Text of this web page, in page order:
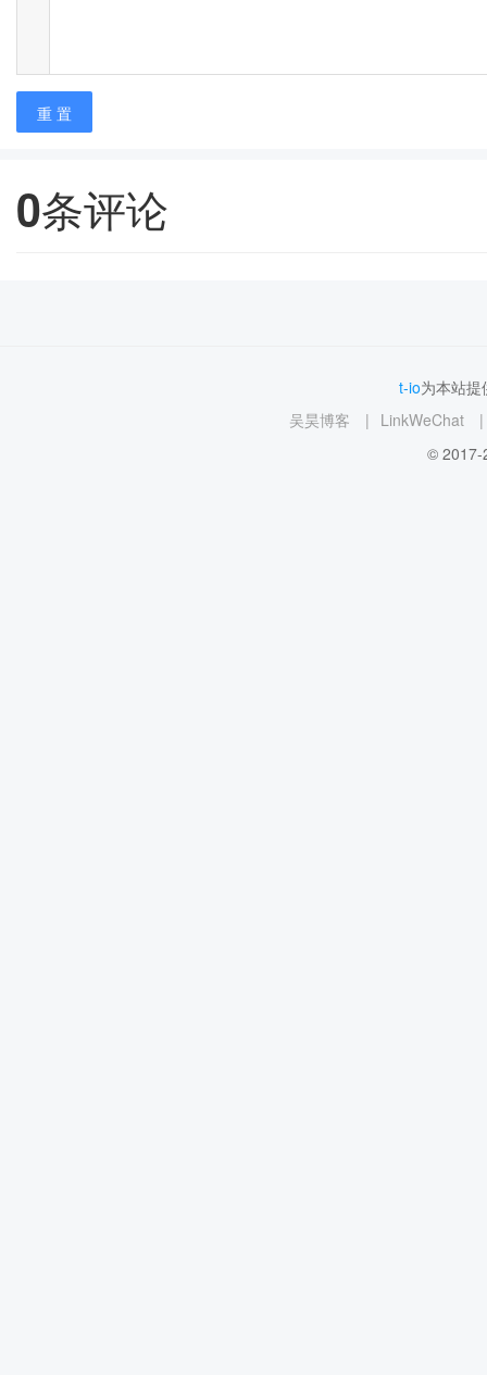
重 置
0条评论
t-io为本站
吴昊博客
| LinkWeChat
|
© 2017-